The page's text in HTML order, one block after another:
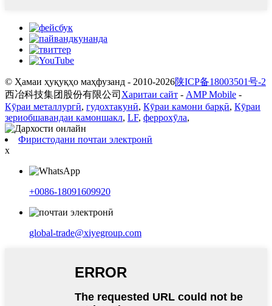
© Ҳамаи ҳуқуқҳо маҳфузанд - 2010-2026陕ICP备18003501号-2
西冶科技集团股份有限公司 Харитаи сайт - AMP Mobile -
Кӯраи металлургӣ, гудохтакунӣ, Кӯраи камони барқӣ, Кӯраи
зериобшавандаи камоншакл, LF, феррохӯла,
Фиристодани почтаи электронӣ
x
+0086-18091609920
global-trade@xiyegroup.com